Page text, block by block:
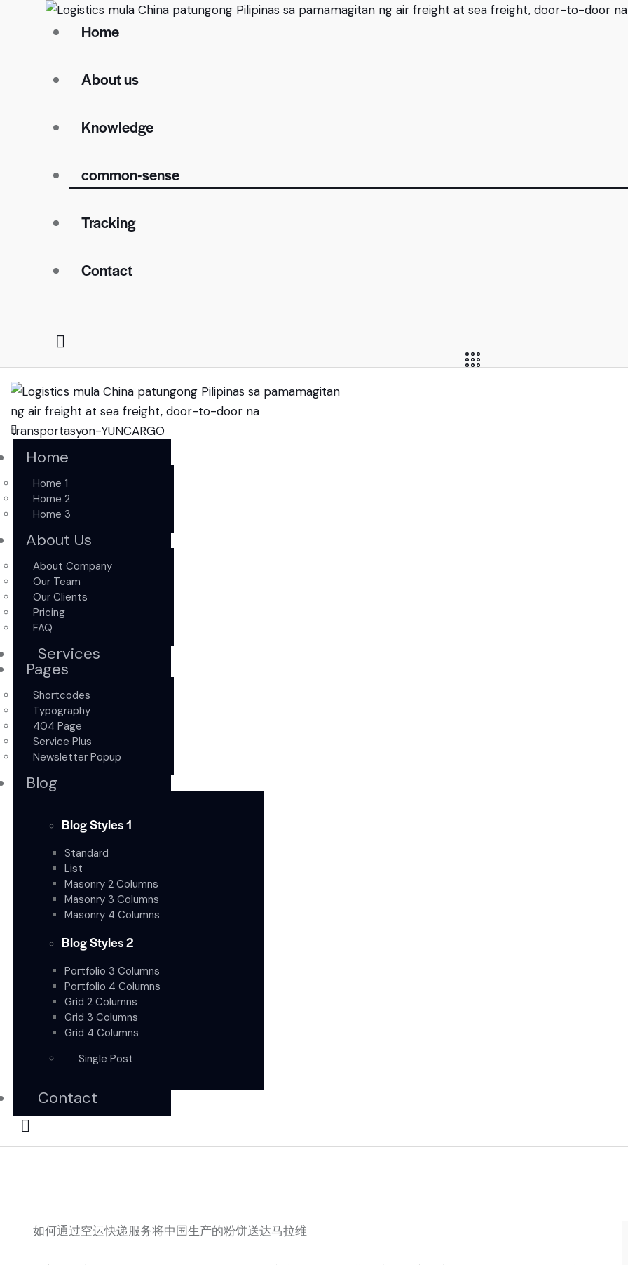
Home
About us
Knowledge
common-sense
Tracking
Contact
Home
Home 1
Home 2
Home 3
About Us
About Company
Our Team
Our Clients
Pricing
FAQ
Services
Pages
Shortcodes
Typography
404 Page
Service Plus
Newsletter Popup
Blog
Blog Styles 1
Standard
List
Masonry 2 Columns
Masonry 3 Columns
Masonry 4 Columns
Blog Styles 2
Portfolio 3 Columns
Portfolio 4 Columns
Grid 2 Columns
Grid 3 Columns
Grid 4 Columns
Single Post
Contact
如何通过空运快递服务将中国生产的粉饼送达马拉维